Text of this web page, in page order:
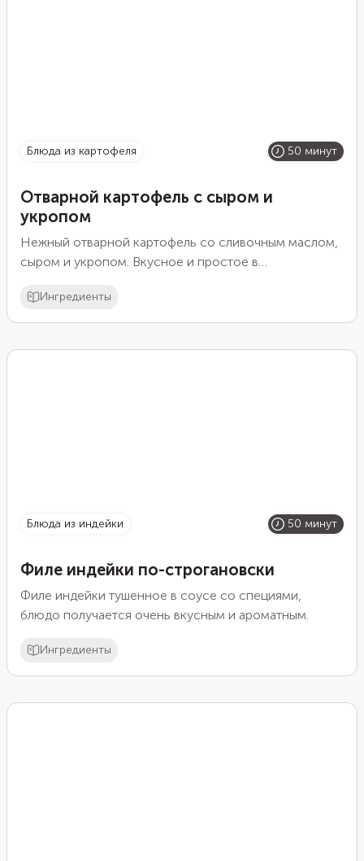
блюда из картофеля 50 минут
Отварной картофель с сыром и
укропом
Нежный отварной картофель со сливочным маслом,
сыром и укропом. Вкусное и простое в
Ингредиенты
блюда из индейки 50 минут
Филе индейки по-строгановски
Филе индейки тушенное в соусе со специями,
блюдо получается очень вкусным и ароматным.
Ингредиенты